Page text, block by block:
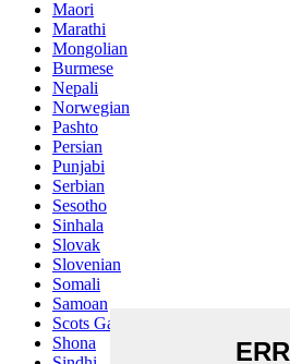
Maori
Marathi
Mongolian
Burmese
Nepali
Norwegian
Pashto
Persian
Punjabi
Serbian
Sesotho
Sinhala
Slovak
Slovenian
Somali
Samoan
Scots Gaelic
Shona